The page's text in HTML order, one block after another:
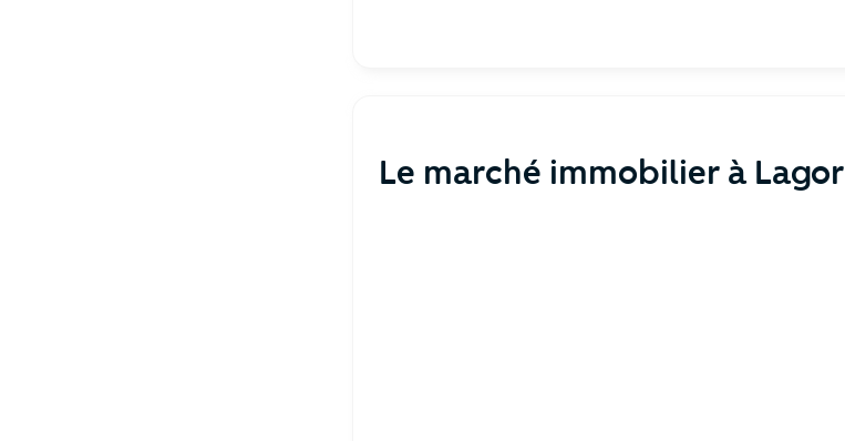
Le marché immobilier à Lagor